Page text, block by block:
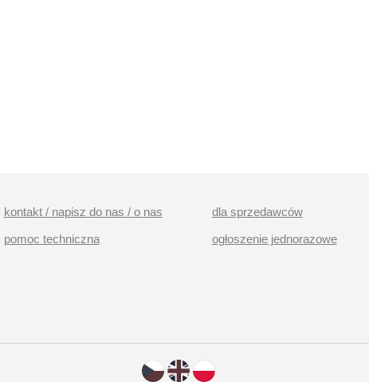
kontakt / napisz do nas / o nas
pomoc techniczna
dla sprzedawców
ogłoszenie jednorazowe